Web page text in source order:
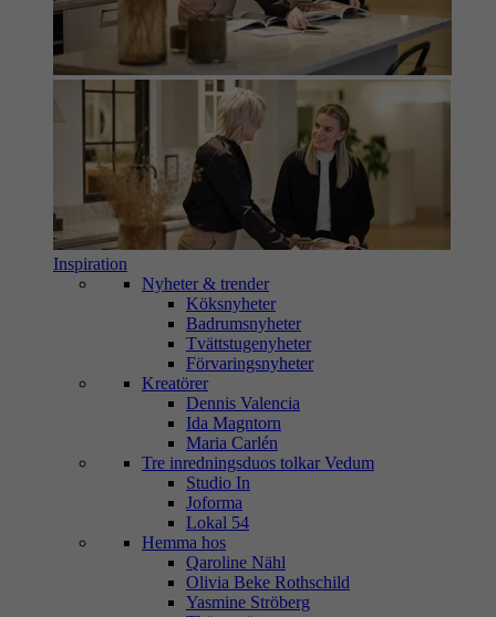
Inspiration
Nyheter & trender
Köksnyheter
Badrumsnyheter
Tvättstugenyheter
Förvaringsnyheter
Kreatörer
Dennis Valencia
Ida Magntorn
Maria Carlén
Tre inredningsduos tolkar Vedum
Studio In
Joforma
Lokal 54
Hemma hos
Qaroline Nähl
Olivia Beke Rothschild
Yasmine Ströberg